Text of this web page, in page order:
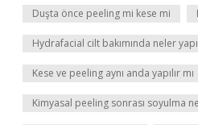
Duşta önce peeling mi kese mi
Hydrafacial cilt bakımında neler
Kese ve peeling aynı anda yapılır mı
Kimyasal peeling sonrası soyulma